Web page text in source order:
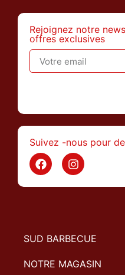
Rejoignez notre
offres exclusives
Suivez -nous pour
SUD BARBECUE
NOTRE MAGASIN